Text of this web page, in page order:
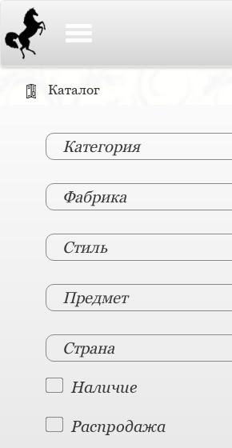
Каталог
Категория
Фабрика
Стиль
Предмет
Страна
Наличие
Распродажа